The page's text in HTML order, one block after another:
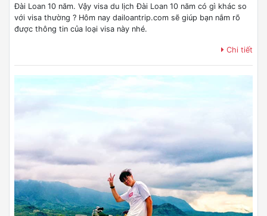
Đài Loan 10 năm. Vậy visa du lịch Đài Loan 10 năm có gì khác so
với visa thường ? Hôm nay dailoantrip.com sẽ giúp bạn nắm rõ
được thông tin của loại visa này nhé.
Chi tiết